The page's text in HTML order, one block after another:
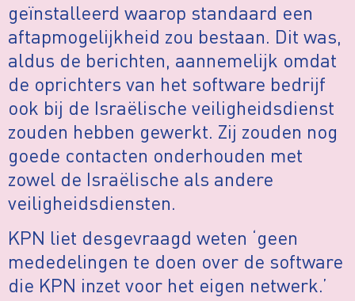
geïnstalleerd waarop standaard een
aftapmogelijkheid zou bestaan. Dit was,
aldus de berichten, aannemelijk omdat
de oprichters van het software bedrijf
ook bij de Israëlische veiligheidsdienst
zouden hebben gewerkt. Zij zouden nog
goede contacten onderhouden met
zowel de Israëlische als andere
veiligheidsdiensten.
KPN liet desgevraagd weten ‘geen
mededelingen te doen over de software
die KPN inzet voor het eigen netwerk.’